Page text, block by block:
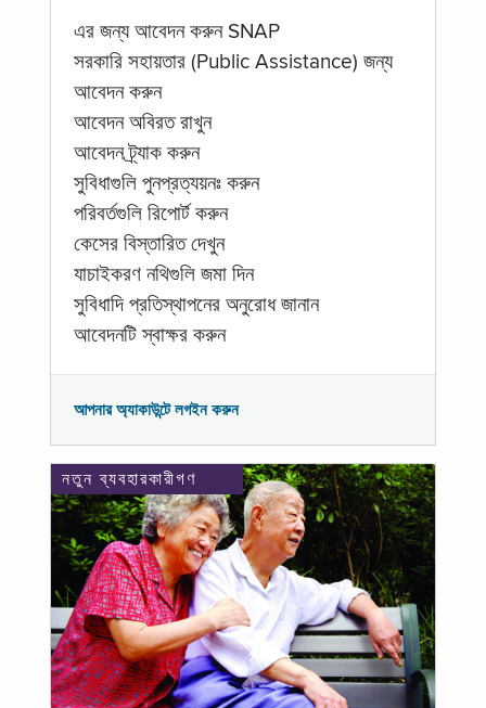
এর জন্য আবেদন করুন SNAP
সরকারি সহায়তার (Public Assistance) জন্য
আবেদন করুন
আবেদন অবিরত রাখুন
আবেদন ট্র্যাক করুন
সুবিধাগুলি পুনপ্রত্যয়নঃ করুন
পরিবর্তগুলি রিপোর্ট করুন
কেসের বিস্তারিত দেখুন
যাচাইকরণ নথিগুলি জমা দিন
সুবিধাদি প্রতিস্থাপনের অনুরোধ জানান
আবেদনটি স্বাক্ষর করুন
আপনার অ্যাকাউন্টে লগইন করুন
নতুন ব্যবহারকারীগণ